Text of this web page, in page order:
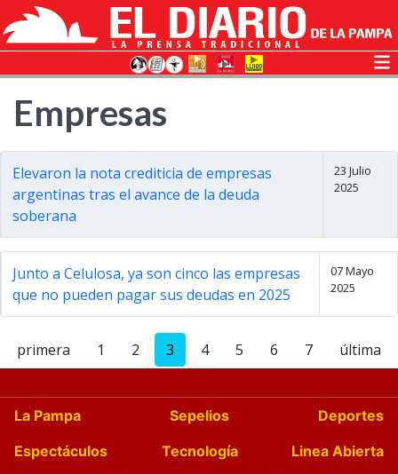
Empresas
Elevaron la nota crediticia de empresas
argentinas tras el avance de la deuda
soberana
23 Julio
2025
Junto a Celulosa, ya son cinco las empresas
que no pueden pagar sus deudas en 2025
07 Mayo
2025
primera 1 2 3 4 5 6 7 última
La Pampa Sepelios
Deportes
Espectáculos
Tecnología
Linea Abierta